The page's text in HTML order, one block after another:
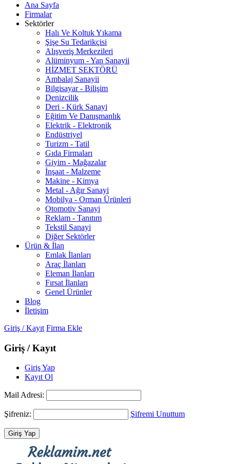
Ana Sayfa
Firmalar
Sektörler
Halı Ve Koltuk Yıkama
Şişe Su Tedarikçisi
Alışveriş Merkezileri
Alüminyum - Yan Sanayii
HİZMET SEKTÖRÜ
Ambalaj Sanayii
Bilgisayar - Bilişim
Denizcilik
Deri - Kürk Sanayi
Eğitim Ve Danışmanlık
Elektrik - Elektronik
Endüstriyel
Turizm - Tatil
Gıda Firmaları
Giyim - Mağazalar
İnşaat - Malzeme
Makine - Kimya
Metal - Ağır Sanayi
Mobilya - Orman Ürünleri
Otomotiv Sanayi
Reklam - Tanıtım
Tekstil Sanayi
Diğer Sektörler
Ürün & İlan
Emlak İlanları
Araç İlanları
Eleman İlanları
Fırsat İlanları
Genel Ürünler
Blog
İletişim
Giriş / Kayıt Firma Ekle
Giriş / Kayıt
Giriş Yap
Kayıt Ol
Mail Adresi:
Şifreniz: Şifremi Unuttum